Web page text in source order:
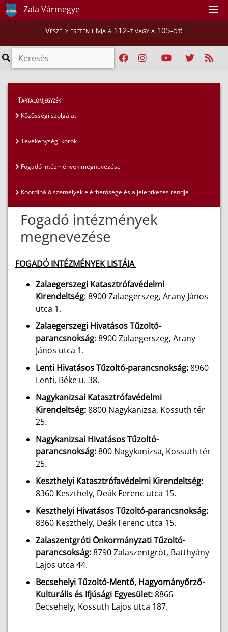
Zala Vármegye
Veszély esetén hívja a 112-t vagy a 105-öt!
Lakosság >
Fogadó intézmények megnevezése
Tartalomjegyzék
Közösségi szolgálat
Tevékenységi körök
Fogadó intézmények megnevezése
Koordináló személyek elérhetősége és a jelentkezés rendje
Fogadó intézmények
megnevezése
FOGADÓ INTÉZMÉNYEK LISTÁJA
Zalaegerszegi Katasztrófavédelmi
Kirendeltség: 8900 Zalaegerszeg, Arany János
utca 1.
Zalaegerszegi Hivatásos Tűzoltó-
parancsnokság: 8900 Zalaegerszeg, Arany
János utca 1.
Lenti Hivatásos Tűzoltó-parancsnokság:8960
Lenti, Béke u. 38.
Nagykanizsai Katasztrófavédelmi
Kirendeltség:8800 Nagykanizsa, Kossuth tér
25.
Nagykanizsai Hivatásos Tűzoltó-
parancsnokság:800 Nagykanizsa, Kossuth tér
25.
Keszthelyi Katasztrófavédelmi Kirendeltség:
8360 Keszthely, Deák Ferenc utca 15.
Keszthelyi Hivatásos Tűzoltó-parancsnokság:
8360 Keszthely, Deák Ferenc utca 15.
Zalaszentgróti Önkormányzati Tűzoltó-
parancsokság:8790 Zalaszentgrót, Batthyány
Lajos utca 44.
Becsehelyi Tűzoltó-Mentő, Hagyományőrző-
Kulturális és Ifjúsági Egyesület:8866
Becsehely, Kossuth Lajos utca 187.